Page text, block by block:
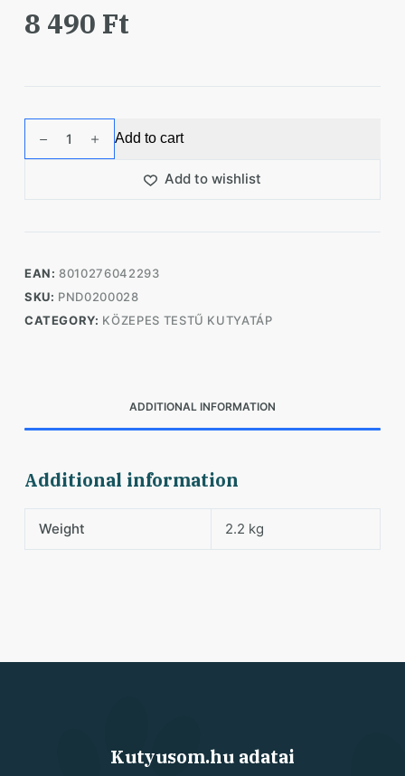
8 490 Ft
Tropical
2kg
quantity
Add to cart
Add to wishlist
EAN:8010276042293
SKU: PND0200028
CATEGORY: KÖZEPES TESTŰ KUTYATÁP
ADDITIONAL INFORMATION
Additional information
Weight 2.2 kg
Kutyusom.hu adatai